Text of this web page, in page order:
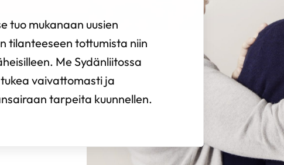
tuo mukanaan uusien
tilanteeseen tottumista niin
Me Sydänliitossa
vaivattomasti ja
tarpeita kuunnellen.